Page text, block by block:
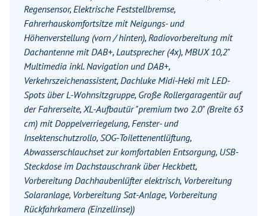
Regensensor, Elektrische Feststellbremse,
Fahrerhauskomfortsitze mit Neigungs- und
Höhenverstellung (vorn / hinten), Radiovorbereitung mit
Dachantenne mit DAB+, Lautsprecher (4x), MBUX 10,2"
Multimedia inkl. Navigation und DAB+,
Verkehrszeichenassistent, Dachluke Midi-Heki mit LED-
Spots über L-Wohnsitzgruppe, Große Rollergaragentür auf
der Fahrerseite, XL-Aufbautür "premium two 2.0" (Breite 63
cm) mit Doppelverriegelung, Fenster- und
Insektenschutzrollo, SOG-Toilettenentlüftung,
Abwasserschlauchset zur komfortablen Entsorgung, USB-
Steckdose im Dachstauschrank über Heckbett,
Vorbereitung Dachhaubenlüfter elektrisch, Vorbereitung
Solaranlage, Vorbereitung Sat-Anlage, Vorbereitung
Rückfahrkamera (Einzellinse))